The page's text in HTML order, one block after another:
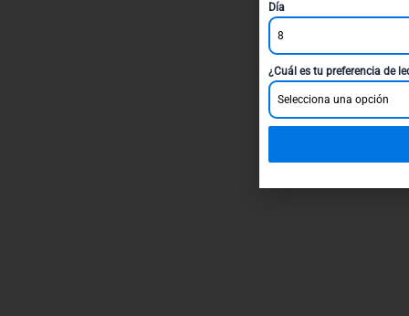
Día
8
¿Cuál es tu preferencia de
Selecciona una opción